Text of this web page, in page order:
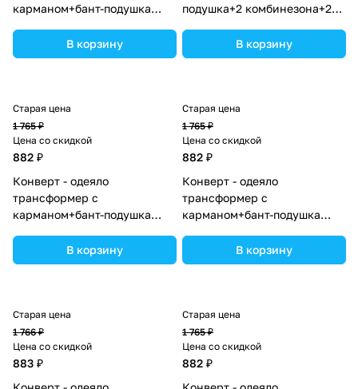
карманом+бант-подушка
(№7498-0-1_09) цвета в
ассортименте.
В корзину
подушка+2 комбинезона+2
2_07) цвета в ассортименте.
В корзину
Старая цена
1 765 ₽
Цена со скидкой
882 ₽
Конверт - одеяло
трансформер с
карманом+бант-подушка
(№7496-0-1_11) цвета в
ассортименте.
В корзину
Старая цена
1 765 ₽
Цена со скидкой
882 ₽
Конверт - одеяло
трансформер с
карманом+бант-подушка
(№7496-0-1_14) цвета в
ассортименте.
В корзину
Старая цена
1 766 ₽
Цена со скидкой
883 ₽
Старая цена
1 765 ₽
Цена со скидкой
882 ₽